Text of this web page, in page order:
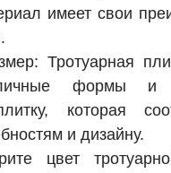
имеет свои
Тротуарная
формы и
которая
и дизайну.
цвет